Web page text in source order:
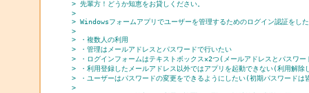
> 先輩方！どうか知恵をお貸しください。
>
> Windowsフォームアプリでユーザーを管理するためのログイン認証をし
>
> ・複数人の利用
> ・管理はメールアドレスとパスワードで行いたい
> ・ログインフォームはテキストボックス×2つ(メールアドレスとパスワ
> ・利用登録したメールアドレス以外ではアプリを起動できない(利用解除
> ・ユーザーはパスワードの変更をできるようにしたい(初期パスワードは
>